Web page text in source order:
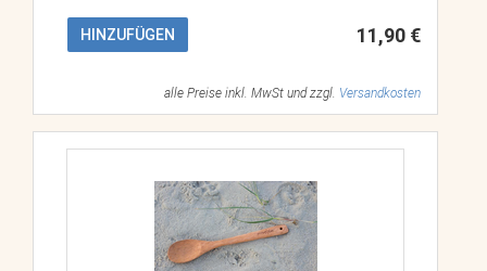
HINZUFÜGEN 11,90 €
alle Preise inkl. MwSt und zzgl. Versandkosten